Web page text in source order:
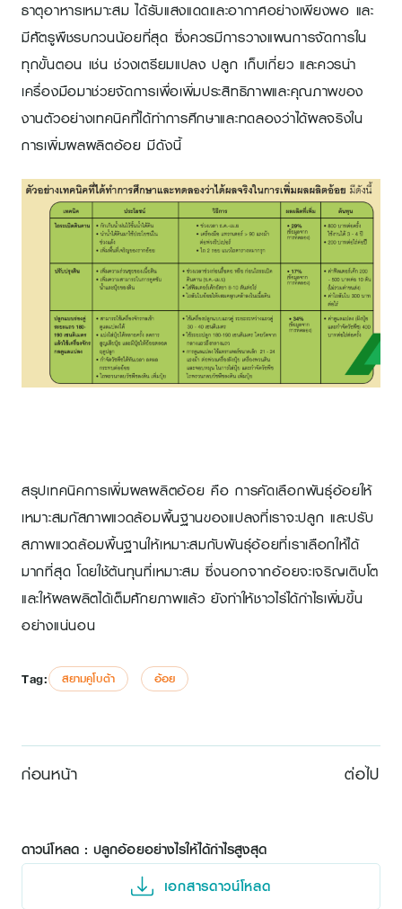
ธาตุอาหารเหมาะสม ได้รับแสงแดดและอากาศอย่างเพียงพอ และ
มีศัตรูพืชรบกวนน้อยที่สุด ซึ่งควรมีการวางแผนการจัดการใน
ทุกขั้นตอน เช่น ช่วงเตรียมแปลง ปลูก เก็บเกี่ยว และควรนำ
เครื่องมือมาช่วยจัดการเพื่อเพิ่มประสิทธิภาพและคุณภาพของ
งานตัวอย่างเทคนิคที่ได้ทำการศึกษาและทดลองว่าได้ผลจริงใน
การเพิ่มผลผลิตอ้อย มีดังนี้
สรุปเทคนิคการเพิ่มผลผลิตอ้อย คือ การคัดเลือกพันธุ์อ้อยให้
เหมาะสมกัสภาพแวดล้อมพื้นฐานของแปลงที่เราจะปลูก และปรับ
สภาพแวดล้อมพื้นฐานให้เหมาะสมกับพันธุ์อ้อยที่เราเลือกให้ได้
มากที่สุด โดยใช้ต้นทุนที่เหมาะสม ซึ่งนอกจากอ้อยจะเจริญเติบโต
และให้ผลผลิตได้เต็มศักยภาพแล้ว ยังทำให้ชาวไร่ได้กำไรเพิ่มขึ้น
อย่างแน่นอน
Tag: สยามคูโบต้า อ้อย
ก่อนหน้า ต่อไป
ดาวน์โหลด : ปลูกอ้อยอย่างไรให้ได้กำไรสูงสุด
เอกสารดาวน์โหลด